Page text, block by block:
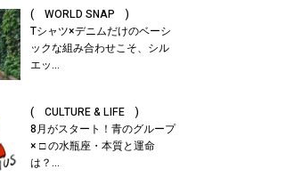
( WORLD SNAP )
Tシャツ×デニムだけのベーシ
ックな組み合わせこそ、シル
エッ...
( CULTURE & LIFE )
8月がスタート！青のグループ
× □ の水瓶座・本質と運命
は？...